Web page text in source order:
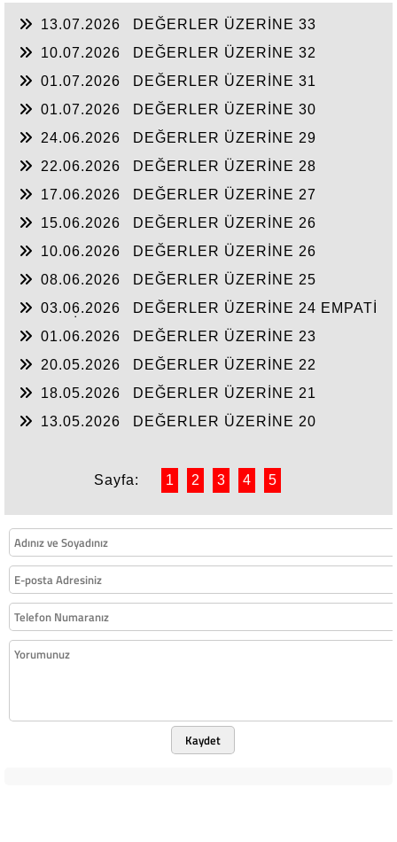
13.07.2026
DEĞERLER ÜZERİNE 33
10.07.2026
DEĞERLER ÜZERİNE 32
01.07.2026
DEĞERLER ÜZERİNE 31
01.07.2026
DEĞERLER ÜZERİNE 30
24.06.2026
DEĞERLER ÜZERİNE 29
22.06.2026
DEĞERLER ÜZERİNE 28
17.06.2026
DEĞERLER ÜZERİNE 27
15.06.2026
DEĞERLER ÜZERİNE 26
10.06.2026
DEĞERLER ÜZERİNE 26
08.06.2026
DEĞERLER ÜZERİNE 25
03.06.2026
DEĞERLER ÜZERİNE 24 EMPATİ
01.06.2026
DEĞERLER ÜZERİNE 23
20.05.2026
DEĞERLER ÜZERİNE 22
18.05.2026
DEĞERLER ÜZERİNE 21
13.05.2026
DEĞERLER ÜZERİNE 20
Sayfa: 1 2 3 4 5
Kaydet